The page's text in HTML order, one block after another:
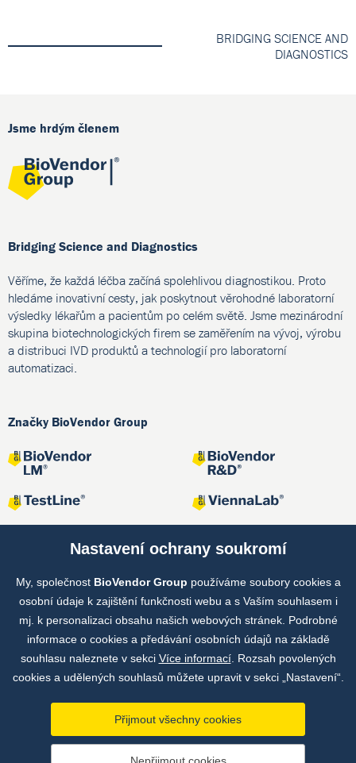
BRIDGING SCIENCE AND
DIAGNOSTICS
Jsme hrdým členem
Bridging Science and Diagnostics
Věříme, že každá léčba začíná spolehlivou diagnostikou. Proto
hledáme inovativní cesty, jak poskytnout věrohodné laboratorní
výsledky lékařům a pacientům po celém světě. Jsme mezinárodní
skupina biotechnologických firem se zaměřením na vývoj, výrobu
a distribuci IVD produktů a technologií pro laboratorní
automatizaci.
Značky BioVendor Group
Společné projekty
Copyright © by BioVendor Group 2026
Nastavení ochrany soukromí
My, společnost BioVendor Group používáme soubory cookies a
osobní údaje k zajištění funkčnosti webu a s Vaším souhlasem i
mj. k personalizaci obsahu našich webových stránek. Podrobné
informace o cookies a předávání osobních údajů na základě
souhlasu naleznete v sekci Více informací. Rozsah povolených
cookies a udělených souhlasů můžete upravit v sekci „Nastavení“.
Přijmout všechny cookies